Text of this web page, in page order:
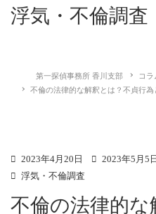
浮気・不倫調査
第一探偵事務所 香川支部 コラ
不倫の法律的な解釈とは？不貞行為
2023年4月20日 2023年5月5日
浮気・不倫調査
不倫の法律的